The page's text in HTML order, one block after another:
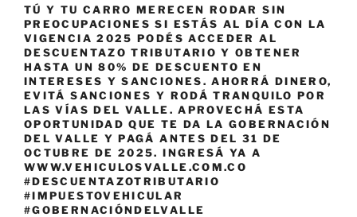
TÚ Y TU CARRO MERECEN RODAR SIN
PREOCUPACIONES SI ESTÁS AL DÍA CON LA
VIGENCIA 2025 PODÉS ACCEDER AL
DESCUENTAZO TRIBUTARIO Y OBTENER
HASTA UN 80% DE DESCUENTO EN
INTERESES Y SANCIONES. AHORRÁ DINERO,
EVITÁ SANCIONES Y RODÁ TRANQUILO POR
LAS VÍAS DEL VALLE. APROVECHÁ ESTA
OPORTUNIDAD QUE TE DA LA GOBERNACIÓN
DEL VALLE Y PAGÁ ANTES DEL 31 DE
OCTUBRE DE 2025. INGRESÁ YA A
WWW.VEHICULOSVALLE.COM.CO
#DESCUENTAZOTRIBUTARIO
#IMPUESTOVEHICULAR
#GOBERNACIÓNDELVALLE